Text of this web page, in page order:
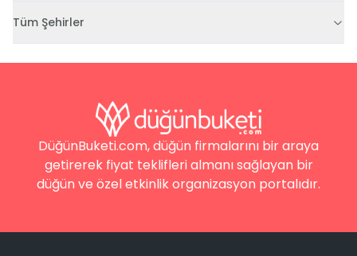
Tüm Şehirler
DüğünBuketi.com, düğün firmalarını bir araya
getirerek fiyat teklifleri almanı sağlayan bir
düğün ve özel etkinlik organizasyon portalıdır.